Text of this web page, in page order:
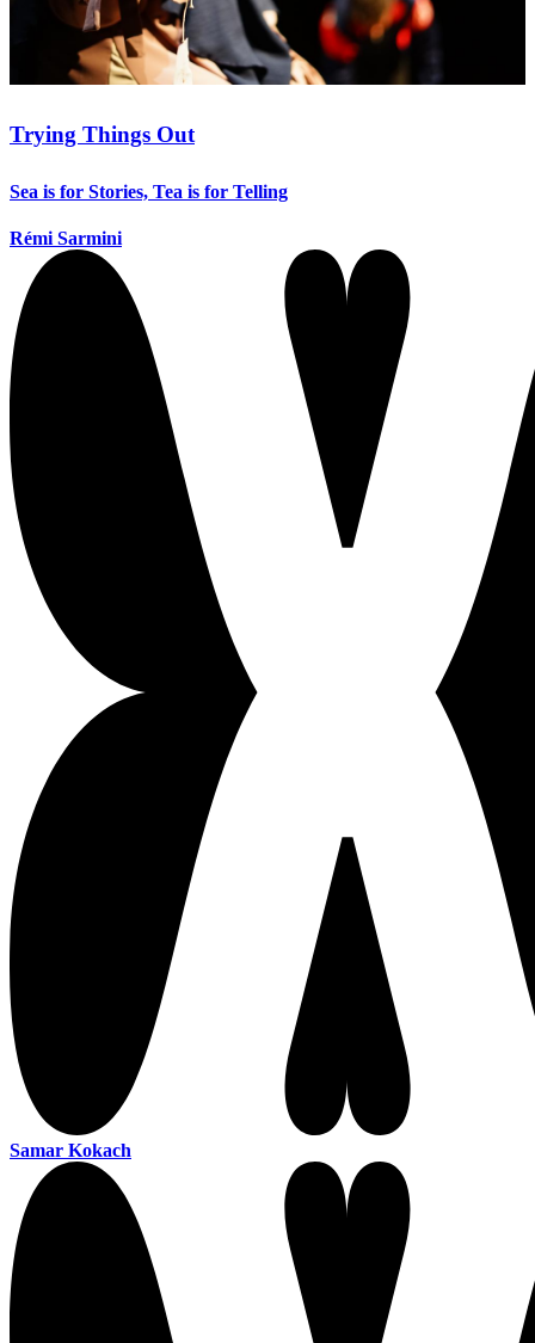
Trying Things Out
Sea is for Stories, Tea is for Telling
Rémi Sarmini
Samar Kokach